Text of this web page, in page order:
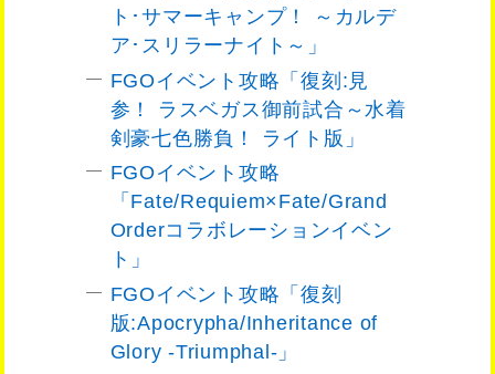
ト･サマーキャンプ！ ～カルデ
ア･スリラーナイト～」
FGOイベント攻略「復刻:見
参！ ラスベガス御前試合～水着
剣豪七色勝負！ ライト版」
FGOイベント攻略
「Fate/Requiem×Fate/Grand
Orderコラボレーションイベン
ト」
FGOイベント攻略「復刻
版:Apocrypha/Inheritance of
Glory -Triumphal-」